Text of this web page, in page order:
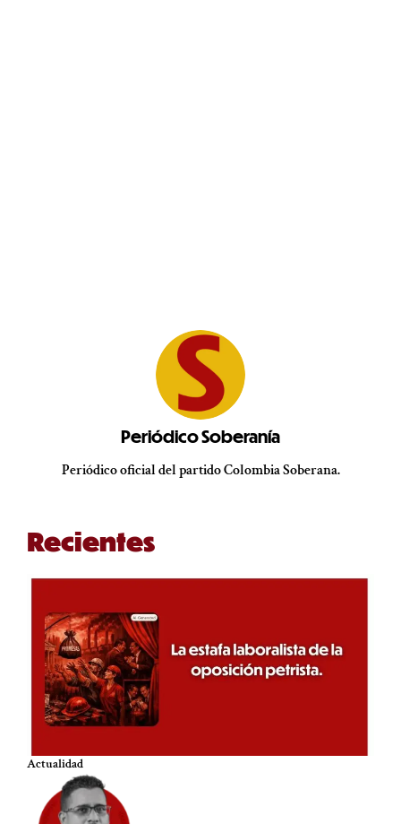
Periódico Soberanía
Periódico oficial del partido Colombia Soberana.
Recientes
Actualidad